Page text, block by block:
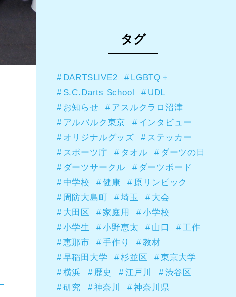
タグ
DARTSLIVE2
LGBTQ＋
S.C.Darts School
UDL
お知らせ
アスルクラロ沼津
アルバルク東京
インタビュー
オリジナルグッズ
ステッカー
スポーツ庁
タオル
ダーツの日
ダーツサークル
ダーツボード
中学校
健康
原リンピック
周防大島町
埼玉
大会
大田区
家庭用
小学校
小学生
小野恵太 山口
工作
恵那市
手作り
教材
早稲田大学
杉並区
東京大学
横浜
歴史 江戸川
渋谷区
研究
神奈川
神奈川県